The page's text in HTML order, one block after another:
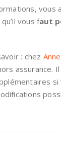
vous
vous faut
: chez
assurance. Il